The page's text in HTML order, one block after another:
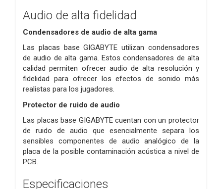
Audio de alta fidelidad
Condensadores de audio de alta gama
Las placas base GIGABYTE utilizan condensadores
de audio de alta gama. Estos condensadores de alta
calidad permiten ofrecer audio de alta resolución y
fidelidad para ofrecer los efectos de sonido más
realistas para los jugadores.
Protector de ruido de audio
Las placas base GIGABYTE cuentan con un protector
de ruido de audio que esencialmente separa los
sensibles componentes de audio analógico de la
placa de la posible contaminación acústica a nivel de
PCB.
Especificaciones